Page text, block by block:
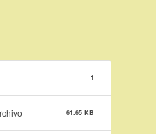
1
61.65 KB